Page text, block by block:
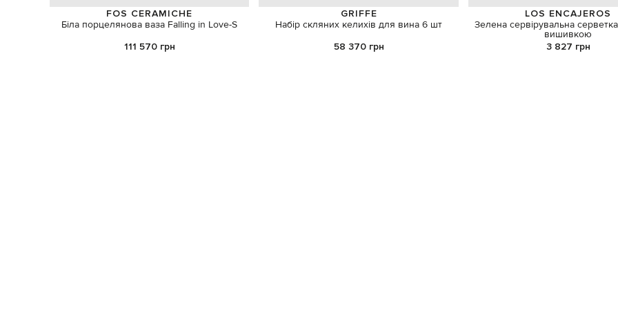
FOS CERAMICHE
Біла порцелянова ваза Falling in Love-S
111 570 грн
GRIFFE
Набір скляних келихів для вина 6 шт
58 370 грн
LOS ENCAJEROS
Зелена сервірувальна
вишивкою
3 827 грн